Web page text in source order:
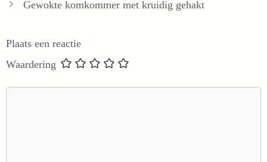
Gewokte komkommer met kruidig gehakt
Plaats een reactie
Waardering